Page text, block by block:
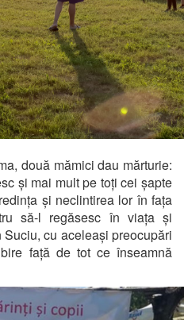
două mămici dau mărturie:
și mai mult pe toți cei șapte
și neclintirea lor în fața
să-l regăsesc în viața și
cu aceleași preocupări
față de tot ce înseamnă